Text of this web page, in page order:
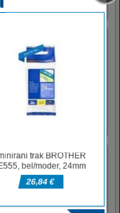
igra vožnje,
Wheelie vse do ciljne
s sprednjim kolesom,
da dosežete
pri igranju.Uporabite
iz hudobne korporacije
vojsko strojev za